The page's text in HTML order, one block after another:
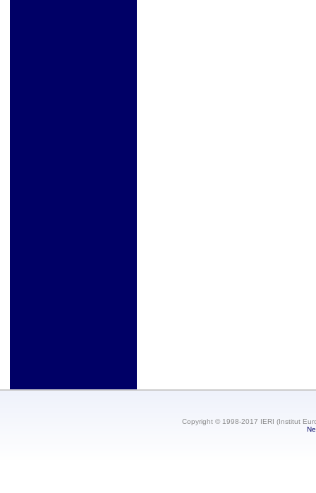
Copyright © 1998-2017 IERI (Institut